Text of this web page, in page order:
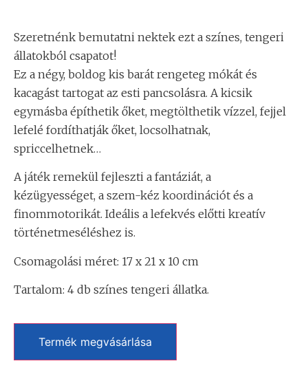
Szeretnénk bemutatni nektek ezt a színes, tengeri
állatokból csapatot!
Ez a négy, boldog kis barát rengeteg mókát és
kacagást tartogat az esti pancsolásra. A kicsik
egymásba építhetik őket, megtölthetik vízzel, fejjel
lefelé fordíthatják őket, locsolhatnak,
spriccelhetnek…
A játék remekül fejleszti a fantáziát, a
kézügyességet, a szem-kéz koordinációt és a
finommotorikát. Ideális a lefekvés előtti kreatív
történetmeséléshez is.
Csomagolási méret: 17 x 21 x 10 cm
Tartalom: 4 db színes tengeri állatka.
Termék megvásárlása